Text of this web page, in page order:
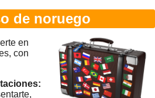
de noruego
en
con